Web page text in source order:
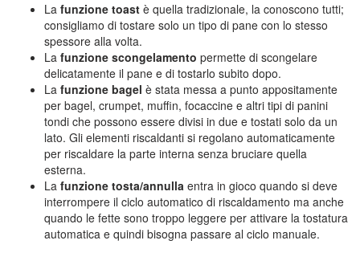
La funzione toast è quella tradizionale, la conoscono tutti;
consigliamo di tostare solo un tipo di pane con lo stesso
spessore alla volta.
La funzione scongelamento permette di scongelare
delicatamente il pane e di tostarlo subito dopo.
La funzione bagel è stata messa a punto appositamente
per bagel, crumpet, muffin, focaccine e altri tipi di panini
tondi che possono essere divisi in due e tostati solo da un
lato. Gli elementi riscaldanti si regolano automaticamente
per riscaldare la parte interna senza bruciare quella
esterna.
La funzione tosta/annulla entra in gioco quando si deve
interrompere il ciclo automatico di riscaldamento ma anche
quando le fette sono troppo leggere per attivare la tostatura
automatica e quindi bisogna passare al ciclo manuale.